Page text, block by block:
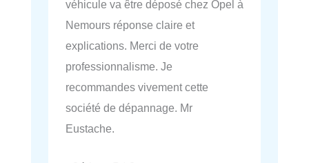
véhicule va être déposé chez Opel à
Nemours réponse claire et
explications. Merci de votre
professionnalisme. Je
recommandes vivement cette
société de dépannage. Mr
Eustache.